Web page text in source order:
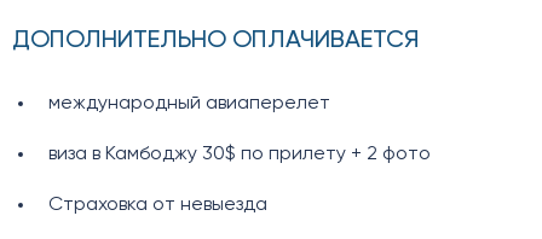
ДОПОЛНИТЕЛЬНО ОПЛАЧИВАЕТСЯ
международный авиаперелет
виза в Камбоджу 30$ по прилету + 2 фото
Страховка от невыезда